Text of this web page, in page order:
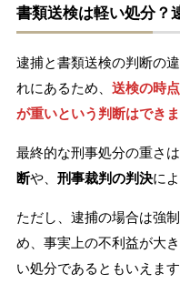
書類送検は軽い処分？
逮捕と書類送検の判断の
れにあるため、 送検の時
が重いという判断はでき
最終的な刑事処分の重さ
断や、 刑事裁判の判決に
ただし、逮捕の場合は強
め、事実上の不利益が大
い処分であるともいえます